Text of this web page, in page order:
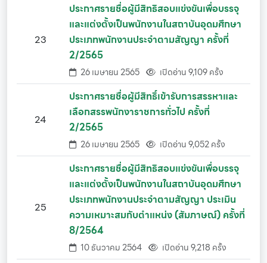
23
ประกาศรายชื่อผู้มีสิทธิสอบแข่งขันเพื่อบรรจุ
และแต่งตั้งเป็นพนักงานในสถาบันอุดมศึกษา
ประเภทพนักงานประจำตามสัญญา ครั้งที่
2/2565
26 เมษายน 2565 เปิดอ่าน 9,109 ครั้ง
24
ประกาศรายชื่อผู้มีสิทธิ์เข้ารับการสรรหาและ
เลือกสรรพนักงาราชการทั่วไป ครั้งที่
2/2565
26 เมษายน 2565 เปิดอ่าน 9,052 ครั้ง
25
ประกาศรายชื่อผู้มีสิทธิสอบแข่งขันเพื่อบรรจุ
และแต่งตั้งเป็นพนักงานในสถาบันอุดมศึกษา
ประเภทพนักงานประจำตามสัญญา ประเมิน
ความเหมาะสมกับตำแหน่ง (สัมภาษณ์) ครั้งที่
8/2564
10 ธันวาคม 2564 เปิดอ่าน 9,218 ครั้ง